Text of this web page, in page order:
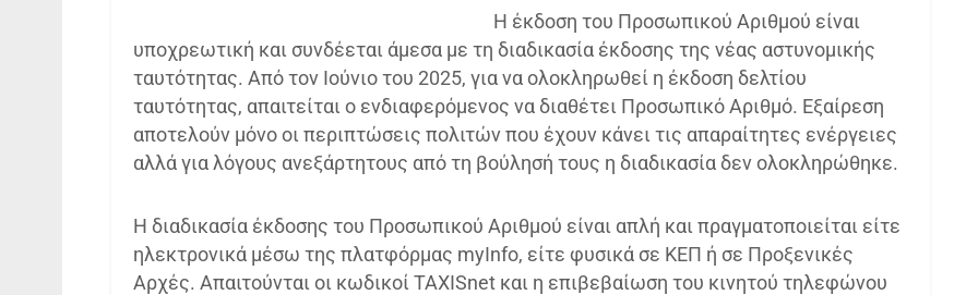
Η έκδοση του Προσωπικού Αριθμού είναι
υποχρεωτική και συνδέεται άμεσα με τη διαδικασία έκδοσης της νέας αστυνομικής
ταυτότητας. Από τον Ιούνιο του 2025, για να ολοκληρωθεί η έκδοση δελτίου
ταυτότητας, απαιτείται ο ενδιαφερόμενος να διαθέτει Προσωπικό Αριθμό. Εξαίρεση
αποτελούν μόνο οι περιπτώσεις πολιτών που έχουν κάνει τις απαραίτητες ενέργειες
αλλά για λόγους ανεξάρτητους από τη βούλησή τους η διαδικασία δεν ολοκληρώθηκε.
Η διαδικασία έκδοσης του Προσωπικού Αριθμού είναι απλή και πραγματοποιείται είτε
ηλεκτρονικά μέσω της πλατφόρμας myInfo, είτε φυσικά σε ΚΕΠ ή σε Προξενικές
Αρχές. Απαιτούνται οι κωδικοί TAXISnet και η επιβεβαίωση του κινητού τηλεφώνου